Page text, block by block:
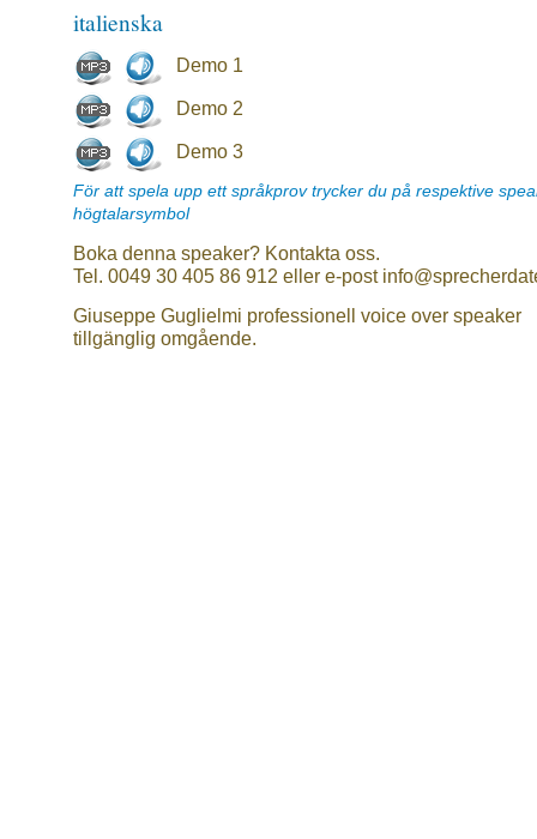
italienska
Demo 1
Demo 2
Demo 3
För att spela upp ett språkprov trycker du på respektive
högtalarsymbol
Boka denna speaker? Kontakta oss.
Tel. 0049 30 405 86 912 eller e-post
Giuseppe Guglielmi professionell voice over speaker
tillgänglig omgående.